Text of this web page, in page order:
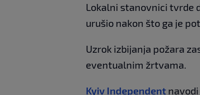
Lokalni stanovnici tvrde
urušio nakon što ga je
Uzrok izbijanja požara
eventualnim žrtvama.
Kyiv Independent